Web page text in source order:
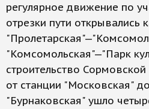
регулярное движение по
отрезки пути открывались
"Комсомольская"—"Парк
строительство
от станции "Московская"
"Бурнаковская" ушло